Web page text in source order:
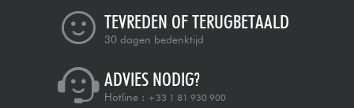
TEVREDEN OF TERUGBETAALD
30 dagen bedenktijd
ADVIES NODIG?
Hotline : +33 1 81 930 900